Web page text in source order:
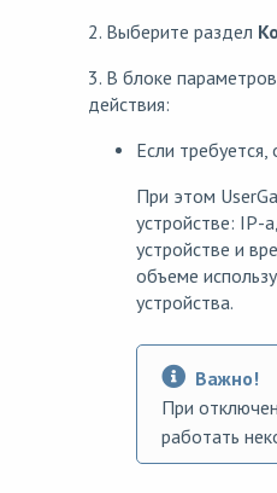
2. Выберите раздел
3. В блоке параметров
действия:
Если
При этом
устройстве: IP-
устройстве и
объеме
устройства.
Важно!
При
работать